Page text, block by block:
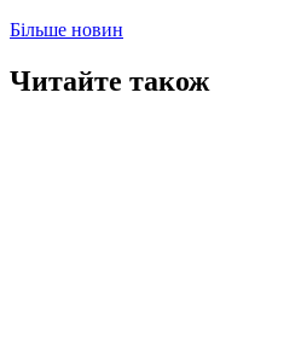
Більше новин
Читайте також